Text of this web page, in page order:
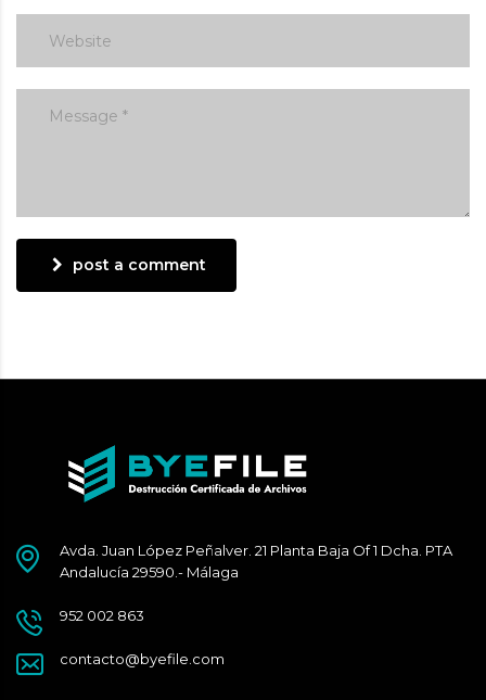
post a comment
Avda. Juan López Peñalver. 21 Planta Baja Of 1 Dcha. PTA
Andalucía 29590.- Málaga
952 002 863
contacto@byefile.com